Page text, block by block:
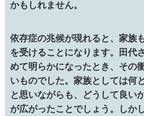
かもしれません。
依存症の兆候が現れると、家族
を受けることになります。田代
めて明らかになったとき、その
いものでした。家族としては何
と思いながらも、どうして良い
が広がったことでしょう。しか